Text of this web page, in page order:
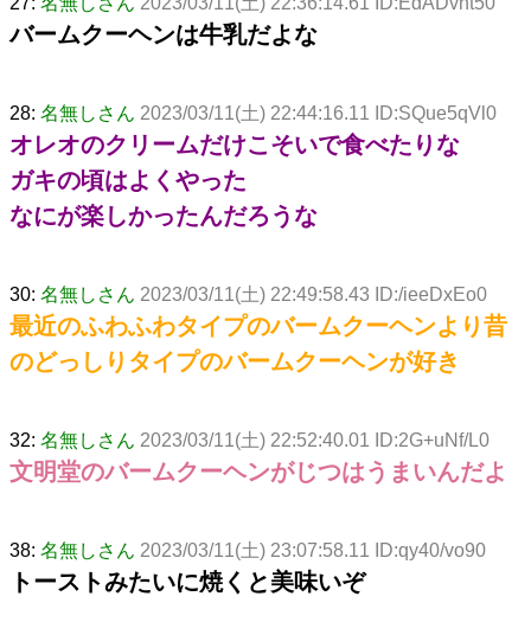
バームクーヘンは牛乳だよな
28: 名無しさん 2023/03/11(土) 22:44:16.11 ID:SQue5qVl0
オレオのクリームだけこそいで食べたりな
ガキの頃はよくやった
なにが楽しかったんだろうな
30: 名無しさん 2023/03/11(土) 22:49:58.43 ID:/ieeDxEo0
最近のふわふわタイプのバームクーヘンより昔
のどっしりタイプのバームクーヘンが好き
32: 名無しさん 2023/03/11(土) 22:52:40.01 ID:2G+uNf/L0
文明堂のバームクーヘンがじつはうまいんだよ
38: 名無しさん 2023/03/11(土) 23:07:58.11 ID:qy40/vo90
トーストみたいに焼くと美味いぞ